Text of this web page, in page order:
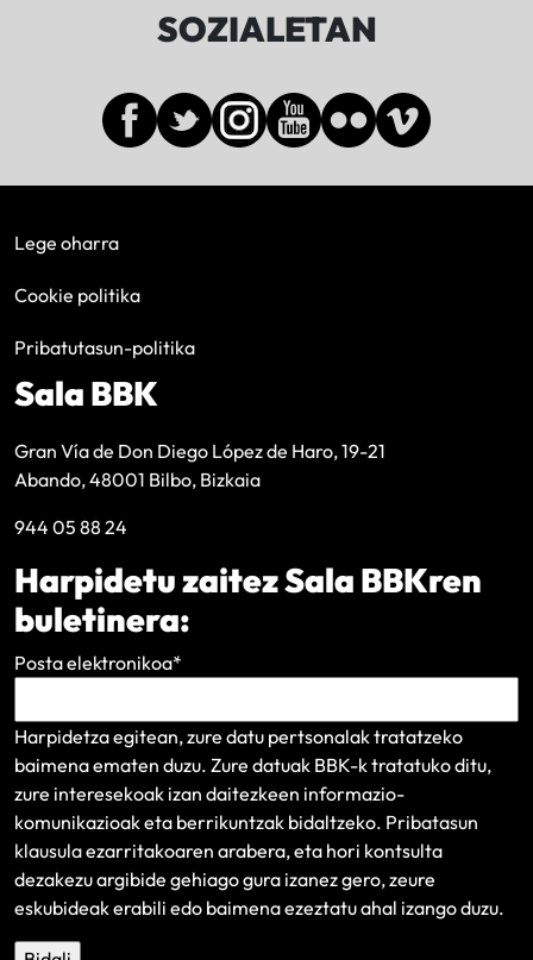
SOZIALETAN
Lege oharra
Cookie politika
Pribatutasun-politika
Sala BBK
Gran Vía de Don Diego López de Haro, 19-21
Abando, 48001 Bilbo, Bizkaia
944 05 88 24
Harpidetu zaitez Sala BBKren
buletinera:
Posta elektronikoa*
Harpidetza egitean, zure datu pertsonalak tratatzeko
baimena ematen duzu. Zure datuak BBK-k tratatuko ditu,
zure interesekoak izan daitezkeen informazio-
komunikazioak eta berrikuntzak bidaltzeko. Pribatasun
klausulaezarritakoaren arabera, eta hori kontsulta
dezakezu argibide gehiago gura izanez gero, zeure
eskubideak erabili edo baimena ezeztatu ahal izango duzu.